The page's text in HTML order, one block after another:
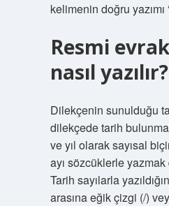
kelimenin doğru yazımı
Resmi
nasıl yazılır?
Dilekçenin sunulduğu
dilekçede tarih
ve yıl olarak sayısal
ayı sözcüklerle
Tarih sayılarla
arasına eğik çizgi (/)